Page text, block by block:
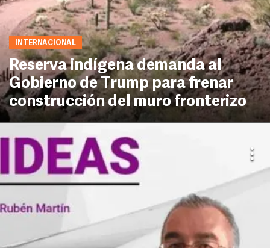
INTERNACIONAL
Reserva indígena demanda al
Gobierno de Trump para frenar
construcción del muro fronterizo